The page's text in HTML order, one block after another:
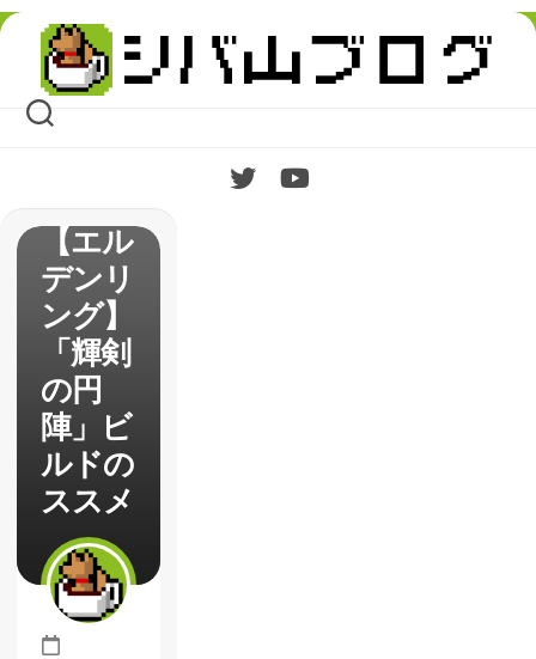
Skip
content
【エル
デンリ
ング】
「輝剣
の円
陣」ビ
ルドの
ススメ